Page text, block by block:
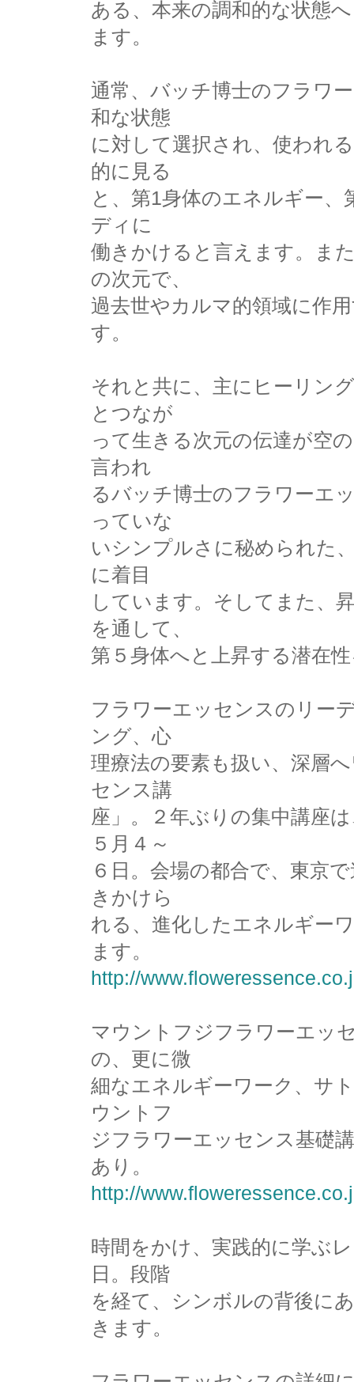
ある、本来の調和的な状態
ます。
通常、バッチ博士のフラワ
和な状態
に対して選択され、使われ
的に見る
と、第1身体のエネルギー
ディに
働きかけると言えます。ま
の次元で、
過去世やカルマ的領域に作
す。
それと共に、主にヒーリン
とつなが
って生きる次元の伝達が空
言われ
るバッチ博士のフラワーエ
っていな
いシンプルさに秘められた
に着目
しています。そしてまた、
を通して、
第５身体へと上昇する潜在
フラワーエッセンスのリー
ング、心
理療法の要素も扱い、深層
センス講
座」。２年ぶりの集中講座
５月４～
６日。会場の都合で、東京
きかけら
れる、進化したエネルギー
ます。
http://
マウントフジフラワーエッ
の、更に微
細なエネルギーワーク、サ
ウントフ
ジフラワーエッセンス基礎
あり。
http://
時間をかけ、実践的に学ぶ
日。段階
を経て、シンボルの背後に
きます。